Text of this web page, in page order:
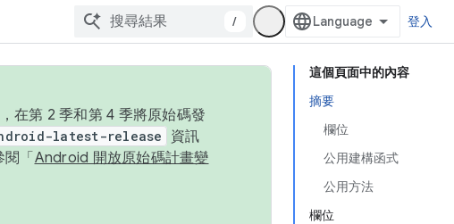
/ 登入
這個頁面中的內容
摘要
欄位
公用建構函式
公用方法
欄位
在第 2 季和第 4 季將原始碼發
latest-release
資訊
「 Android 開放原始碼計畫變